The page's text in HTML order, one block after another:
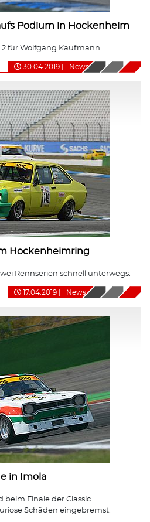
Podium in Hockenheim
für Wolfgang Kaufmann
30.04.2019 News
Hockenheimring
Rennserien schnell unterwegs.
17.04.2019 News
in Imola
Finale der Classic
Schäden eingebremst.